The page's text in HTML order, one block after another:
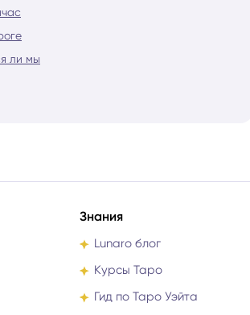
ли мы
Знания
Lunaro блог
Курсы Таро
Гид по Таро Уэйта